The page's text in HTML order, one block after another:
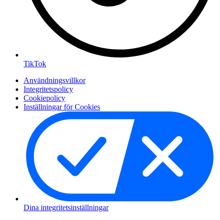
TikTok
Användningsvillkor
Integritetspolicy
Cookiepolicy
Inställningar för Cookies
Dina integritetsinställningar